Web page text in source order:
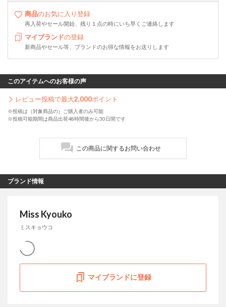
商品のお気に入り登録
再入荷やセール開始、残り１点の時にいち早くご連絡します
マイブランドの登録
新商品やセール等、ブランドのお得な情報をお送りします
このアイテムへのお客様の声
レビュー投稿で最大2,000ポイント
※投稿は（対象商品の）ご購入者のみ可能
※投稿可能期間は商品出荷48時間後から30日間です
この商品に関するお問い合わせ
ブランド情報
Miss Kyouko
ミスキョウコ
マイブランドに登録